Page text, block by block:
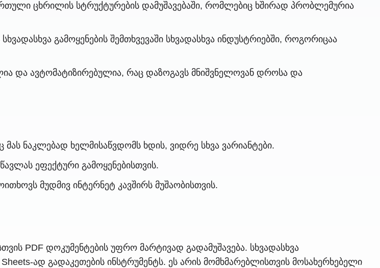
ცხრილის სტრუქტურების დამუშავებაში, რომლებიც ხშირად პრობლემურია
გამოყენების შემთხვევაში სხვადასხვა ინდუსტრიებში, როგორიცაა
და ავტომატიზირებულია, რაც დაზოგავს მნიშვნელოვან დროსა და
მას ნაკლებად ხელმისაწვდომს ხდის, ვიდრე სხვა ვარიანტები.
ეფექტური გამოყენებისთვის.
მუდმივ ინტერნეტ კავშირს მუშაობისთვის.
PDF დოკუმენტების უფრო მარტივად გადამუშავება. სხვადასხვა
ად გადაკეთების ინსტრუმენტს. ეს არის მომხმარებლისთვის მოსახერხებელი